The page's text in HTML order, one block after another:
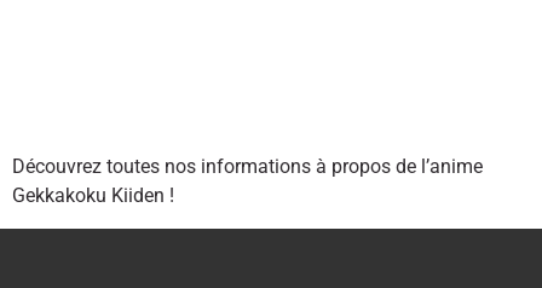
Découvrez toutes nos informations à propos de l’anime
Gekkakoku Kiiden !